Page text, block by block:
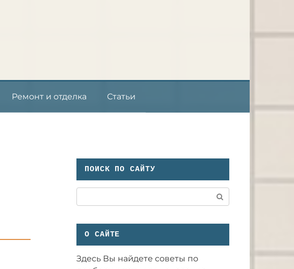
Ремонт и отделка Статьи
ПОИСК ПО САЙТУ
О САЙТЕ
Здесь Вы найдете советы по